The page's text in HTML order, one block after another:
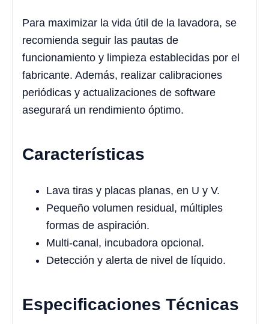
Para maximizar la vida útil de la lavadora, se
recomienda seguir las pautas de
funcionamiento y limpieza establecidas por el
fabricante. Además, realizar calibraciones
periódicas y actualizaciones de software
asegurará un rendimiento óptimo.
Características
Lava tiras y placas planas, en U y V.
Pequeño volumen residual, múltiples
formas de aspiración.
Multi-canal, incubadora opcional.
Detección y alerta de nivel de líquido.
Especificaciones Técnicas